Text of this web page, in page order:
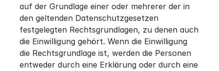
auf der Grundlage einer oder mehrerer der in
den geltenden Datenschutzgesetzen
festgelegten Rechtsgrundlagen, zu denen auch
die Einwilligung gehört. Wenn die Einwilligung
die Rechtsgrundlage ist, werden die Personen
entweder durch eine Erklärung oder durch eine